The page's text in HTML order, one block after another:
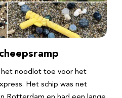
het noodlot toe voor het
Het schip was net